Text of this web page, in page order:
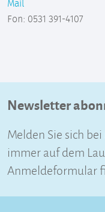
Mail
Fon: 0531 391-4107
Newsletter
Melden Sie sich
immer auf dem
Anmeldeformular